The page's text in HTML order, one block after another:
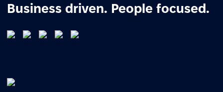
Business driven. People focused.